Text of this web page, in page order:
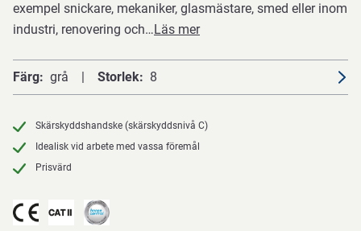
exempel snickare, mekaniker, glasmästare, smed eller inom
industri, renovering och…Läs mer
Färg grå Storlek 8
Skärskyddshandske (skärskyddsnivå C)
Idealisk vid arbete med vassa föremål
Prisvärd